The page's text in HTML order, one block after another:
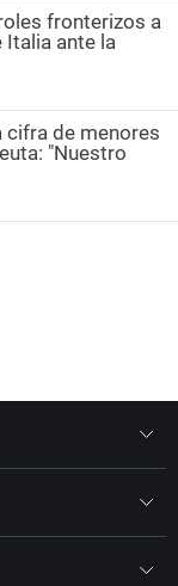
fronterizos a
Italia ante la
cifra de menores
"Nuestro